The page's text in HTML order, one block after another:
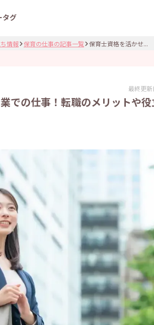
タグ
情報 保育の仕事の記事一覧 保育士資格を活かせ...
最終更新
での仕事！転職のメリットや